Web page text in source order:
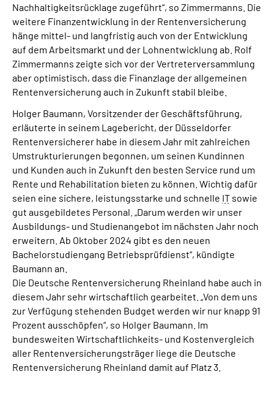
Nachhaltigkeitsrücklage zugeführt“, so Zimmermanns. Die
weitere Finanzentwicklung in der Rentenversicherung
hänge mittel- und langfristig auch von der Entwicklung
auf dem Arbeitsmarkt und der Lohnentwicklung ab. Rolf
Zimmermanns zeigte sich vor der Vertreterversammlung
aber optimistisch, dass die Finanzlage der allgemeinen
Rentenversicherung auch in Zukunft stabil bleibe.
Holger Baumann, Vorsitzender der Geschäftsführung,
erläuterte in seinem Lagebericht, der Düsseldorfer
Rentenversicherer habe in diesem Jahr mit zahlreichen
Umstrukturierungen begonnen, um seinen Kundinnen
und Kunden auch in Zukunft den besten Service rund um
Rente und Rehabilitation bieten zu können. Wichtig dafür
seien eine sichere, leistungsstarke und schnelle IT sowie
gut ausgebildetes Personal. „Darum werden wir unser
Ausbildungs- und Studienangebot im nächsten Jahr noch
erweitern. Ab Oktober 2024 gibt es den neuen
Bachelorstudiengang Betriebsprüfdienst“, kündigte
Baumann an.
Die Deutsche Rentenversicherung Rheinland habe auch in
diesem Jahr sehr wirtschaftlich gearbeitet. „Von dem uns
zur Verfügung stehenden Budget werden wir nur knapp 91
Prozent ausschöpfen“, so Holger Baumann. Im
bundesweiten Wirtschaftlichkeits- und Kostenvergleich
aller Rentenversicherungsträger liege die Deutsche
Rentenversicherung Rheinland damit auf Platz 3.